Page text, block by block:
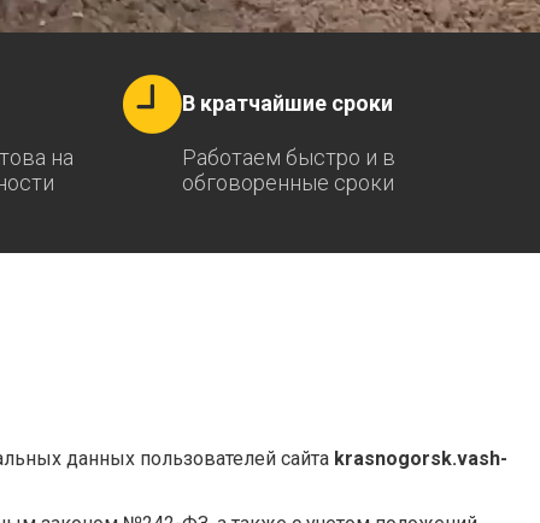
на
В кратчайшие сроки
Работаем быстро и в
обговоренные сроки
данных пользователей сайта krasnogorsk.vash-